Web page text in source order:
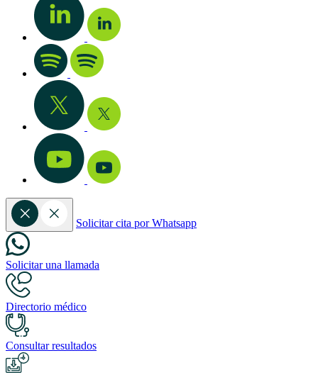
Solicitar cita por Whatsapp
Solicitar una llamada
Directorio médico
Consultar resultados